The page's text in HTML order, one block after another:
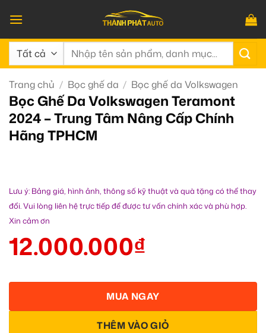
qua
nội
dung
Tìm
Trang chủ / Bọc ghế da / Bọc ghế da Volkswagen
Bọc Ghế Da Volkswagen Teramont
2024 – Trung Tâm Nâng Cấp Chính
Hãng TPHCM
Lưu ý: Bảng giá, hình ảnh, thông số kỹ thuật và quà tặng có thể thay
đổi. Vui lòng liên hệ trực tiếp để được tư vấn chính xác và phù hợp.
Xin cảm ơn
12.000.000₫
THÊM VÀO GIỎ
MUA NGAY